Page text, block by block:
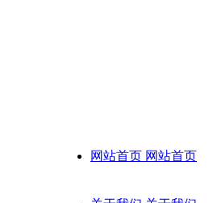
网站首页 网站首页